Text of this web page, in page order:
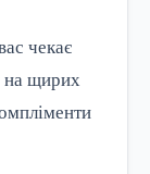
чекає
на щирих